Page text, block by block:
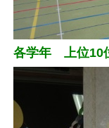
各学年 上位10